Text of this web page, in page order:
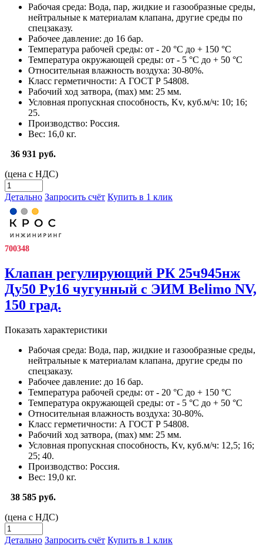
Рабочая среда: Вода, пар, жидкие и газообразные среды,
нейтральные к материалам клапана, другие среды по
спецзаказу.
Рабочее давление: до 16 бар.
Температура рабочей среды: от - 20 °С до + 150 °С
Температура окружающей среды: от - 5 °С до + 50 °С
Относительная влажность воздуха: 30-80%.
Класс герметичности: А ГОСТ Р 54808.
Рабочий ход затвора, (max) мм: 25 мм.
Условная пропускная способность, Kv, куб.м/ч: 10; 16;
25.
Производство: Россия.
Вес: 16,0 кг.
36 931 руб.
(цена с НДС)
Детально Запросить счёт Купить в 1 клик
700348
Клапан регулирующий РК 25ч945нж
Ду50 Ру16 чугунный с ЭИМ Belimo NV,
150 град.
Показать характеристики
Рабочая среда: Вода, пар, жидкие и газообразные среды,
нейтральные к материалам клапана, другие среды по
спецзаказу.
Рабочее давление: до 16 бар.
Температура рабочей среды: от - 20 °С до + 150 °С
Температура окружающей среды: от - 5 °С до + 50 °С
Относительная влажность воздуха: 30-80%.
Класс герметичности: А ГОСТ Р 54808.
Рабочий ход затвора, (max) мм: 25 мм.
Условная пропускная способность, Kv, куб.м/ч: 12,5; 16;
25; 40.
Производство: Россия.
Вес: 19,0 кг.
38 585 руб.
(цена с НДС)
Детально Запросить счёт Купить в 1 клик